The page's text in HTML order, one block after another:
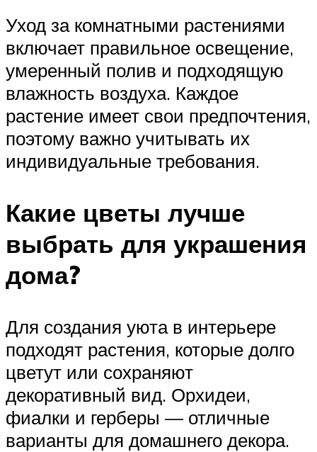
Уход за комнатными растениями
включает правильное освещение,
умеренный полив и подходящую
влажность воздуха. Каждое
растение имеет свои предпочтения,
поэтому важно учитывать их
индивидуальные требования.
Какие цветы лучше
выбрать для украшения
дома?
Для создания уюта в интерьере
подходят растения, которые долго
цветут или сохраняют
декоративный вид. Орхидеи,
фиалки и герберы — отличные
варианты для домашнего декора.